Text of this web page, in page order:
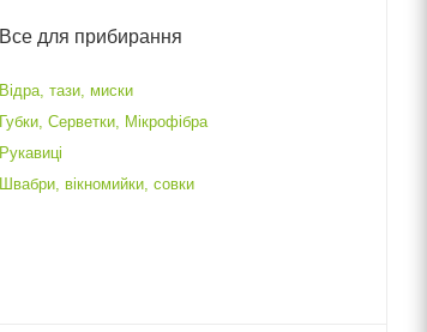
Все для прибирання
Відра, тази, миски
Губки, Серветки, Мікрофібра
Рукавиці
Швабри, вікномийки, совки